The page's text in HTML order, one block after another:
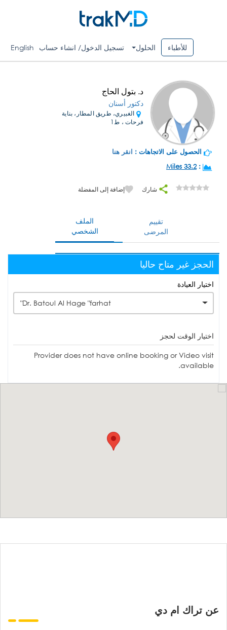
للأطباء الحلول تسجيل الدخول/ انشاء حساب English
د. بتول الحاج
دكتور أسنان
الغبيري، طريق المطار، بناية
فرحات ، ط1
الحصول على الاتجاهات : انقر هنا
:
33.2 Miles
شارك إضافة إلى المفضلة
الملف
الشخصي
تقييم
المرضى
الحجز غير متاح حاليا
اختيار العيادة
Dr. Batoul Al Hage "farhat"
اختيار الوقت لحجز
Provider does not have online booking or Video visit
available.
عن تراك ام دي